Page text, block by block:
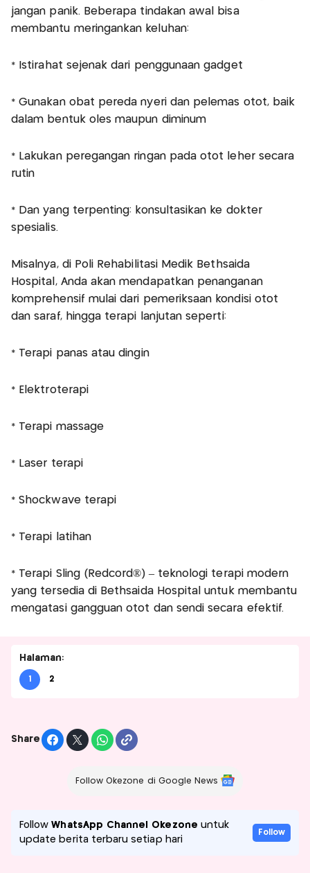
jangan panik. Beberapa tindakan awal bisa
membantu meringankan keluhan:
* Istirahat sejenak dari penggunaan gadget
* Gunakan obat pereda nyeri dan pelemas otot, baik
dalam bentuk oles maupun diminum
* Lakukan peregangan ringan pada otot leher secara
rutin
* Dan yang terpenting: konsultasikan ke dokter
spesialis.
Misalnya, di Poli Rehabilitasi Medik Bethsaida
Hospital, Anda akan mendapatkan penanganan
komprehensif mulai dari pemeriksaan kondisi otot
dan saraf, hingga terapi lanjutan seperti:
* Terapi panas atau dingin
* Elektroterapi
* Terapi massage
* Laser terapi
* Shockwave terapi
* Terapi latihan
* Terapi Sling (Redcord®) – teknologi terapi modern
yang tersedia di Bethsaida Hospital untuk membantu
mengatasi gangguan otot dan sendi secara efektif.
Halaman:
1 2
Share
Follow Okezone di Google News
FollowWhatsApp Channel Okezone untuk
update berita terbaru setiap hari
Follow